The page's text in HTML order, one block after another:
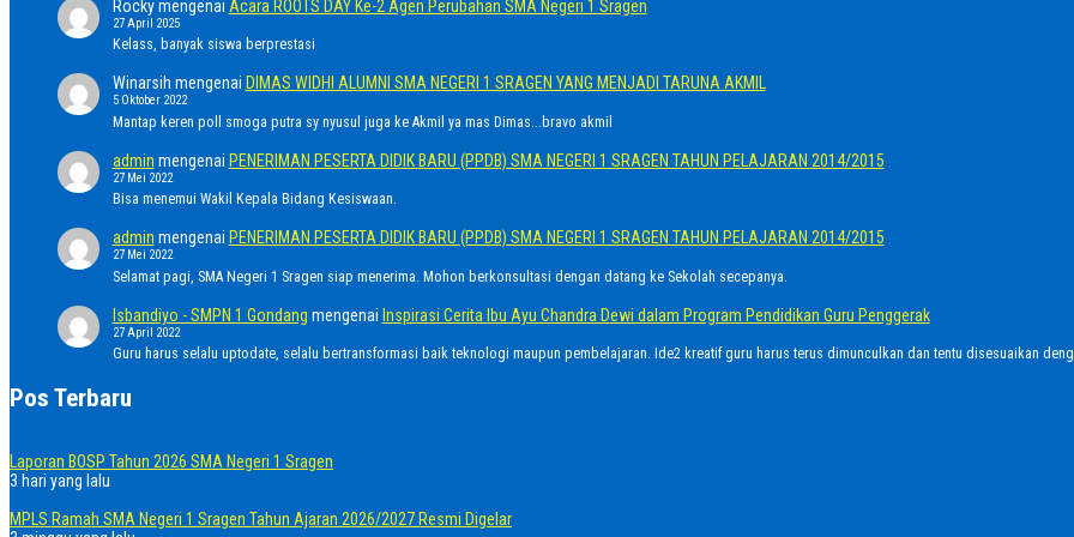
Rockymengenai Acara ROOTS DAY Ke-2 Agen Perubahan SMA Negeri 1 Sragen
27 April 2025
Kelass, banyak siswa berprestasi
Winarsih mengenai DIMAS WIDHI ALUMNI SMA NEGERI 1 SRAGEN YANG MENJADI TARUNA AKMIL
5 Oktober 2022
Mantap keren poll smoga putra sy nyusul juga ke Akmil ya mas Dimas...bravo akmil
admin mengenai PENERIMAN PESERTA DIDIK BARU (PPDB) SMA NEGERI 1 SRAGEN TAHUN PELAJARAN 2014/2015
27 Mei 2022
Bisa menemui Wakil Kepala Bidang Kesiswaan.
admin mengenai PENERIMAN PESERTA DIDIK BARU (PPDB) SMA NEGERI 1 SRAGEN TAHUN PELAJARAN 2014/2015
27 Mei 2022
Selamat pagi, SMA Negeri 1 Sragen siap menerima. Mohon berkonsultasi dengan datang ke Sekolah secepanya.
Isbandiyo - SMPN 1 Gondang mengenai Inspirasi Cerita Ibu Ayu Chandra Dewi dalam Program Pendidikan Guru Penggerak
27 April 2022
Guru harus selalu uptodate, selalu bertransformasi baik teknologi maupun pembelajaran. Ide2 kreatif guru harus terus dimunculkan dan tentu disesuaikan
Pos Terbaru
Laporan BOSP Tahun 2026 SMA Negeri 1 Sragen
3 hari yang lalu
MPLS Ramah SMA Negeri 1 Sragen Tahun Ajaran 2026/2027 Resmi Digelar